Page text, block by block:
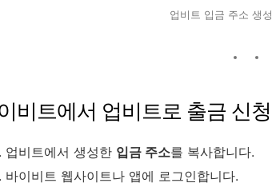
업비트 입금 주소 생
비트에서 업비트로 출금 신
업비트에서 생성한 입금 주소를 복사합니다.
바이비트 웹사이트나 앱에 로그인합니다.